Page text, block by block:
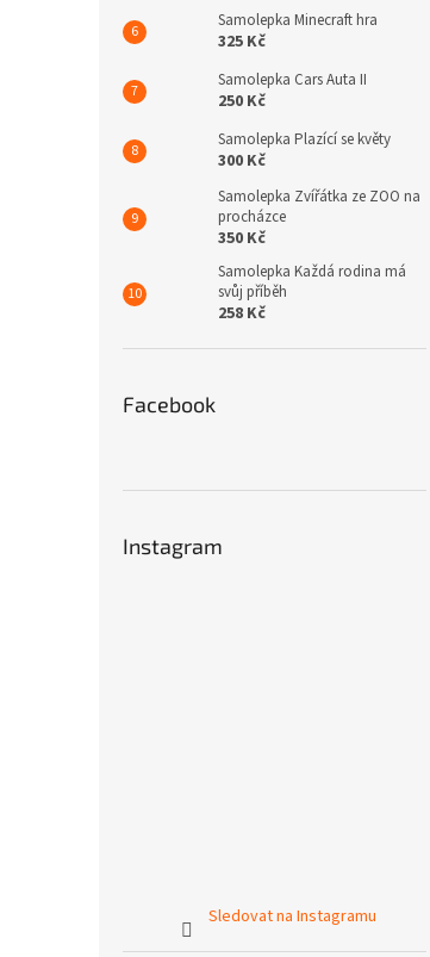
Samolepka Minecraft hra
325 Kč
Samolepka Cars Auta II
250 Kč
Samolepka Plazící se květy
300 Kč
Samolepka Zvířátka ze ZOO na
procházce
350 Kč
Samolepka Každá rodina má
svůj příběh
258 Kč
Facebook
Instagram
Sledovat na Instagramu